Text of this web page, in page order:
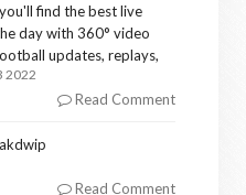
find the best live
day with 360° video
updates, replays,
2022
Read Comment
Read Comment